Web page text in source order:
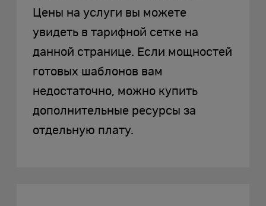
Цены на услуги вы можете
увидеть в тарифной сетке на
данной странице. Если мощностей
готовых шаблонов вам
недостаточно, можно купить
дополнительные ресурсы за
отдельную плату.